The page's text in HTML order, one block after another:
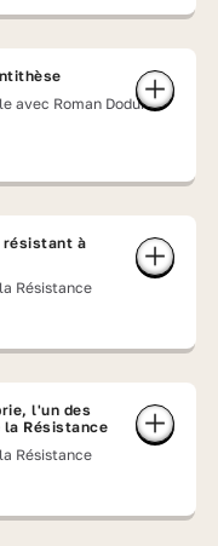
avec Roman Doduik
résistant à
Résistance
l'un des
Résistance
Résistance